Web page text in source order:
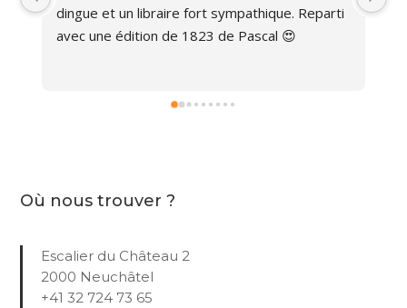
dingue et un libraire fort sympathique. Reparti
avec une édition de 1823 de Pascal 😍
Où nous trouver ?
Escalier du Château 2
2000 Neuchâtel
+41 32 724 73 65